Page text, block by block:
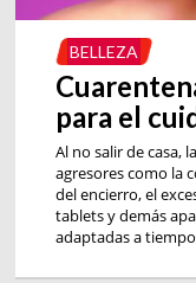
BELLEZA
para el
Al no salir de casa,
agresores como la
del encierro, el
tablets y demás
adaptadas a